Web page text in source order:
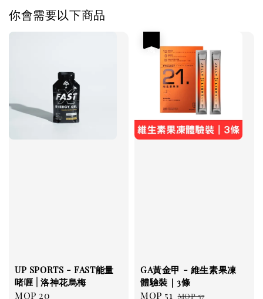
你會需要以下商品
UP SPORTS - FAST能量
啫喱 | 洛神花烏梅
Regular
MOP 20
GA黃金甲 - 維生素果凍
體驗裝｜3條
Sale
MOP 51 Regular
MOP 57